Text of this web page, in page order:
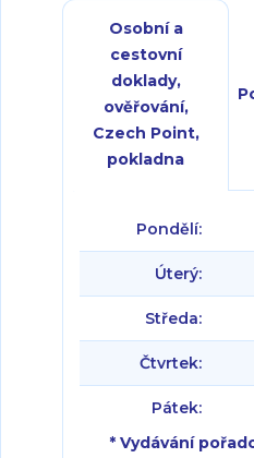
Osobní a
cestovní
doklady,
ověřování,
Czech Point,
pokladna
Pondělí:
Úterý:
Středa:
Čtvrtek:
Pátek:
* Vydávání